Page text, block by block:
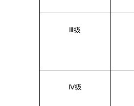
Ⅲ级
Ⅳ级